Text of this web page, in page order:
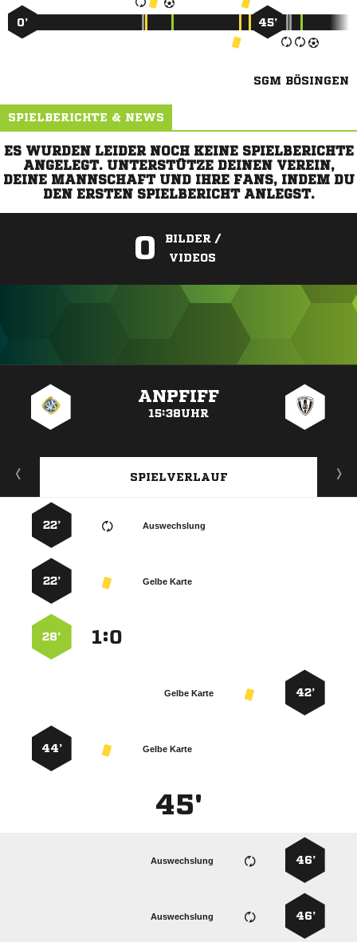
0’ 45’
SGM BÖSINGEN
SPIELBERICHTE & NEWS
ES WURDEN LEIDER NOCH KEINE SPIELBERICHTE
ANGELEGT. UNTERSTÜTZE DEINEN VEREIN,
DEINE MANNSCHAFT UND IHRE FANS, INDEM DU
DEN ERSTEN SPIELBERICHT ANLEGST.
0
BILDER /
VIDEOS
ANPFIFF
15:38UHR
SPIELVERLAUF
Auswechslung
22’
Gelbe Karte
22’
:
28’
42’
Gelbe Karte
Gelbe Karte
44’
45'
46’
Auswechslung
46’
Auswechslung